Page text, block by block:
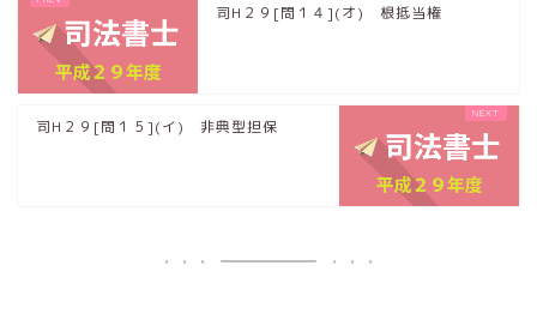
司H２９[問１４](オ) 根抵当権
司H２９[問１５](イ) 非典型担保